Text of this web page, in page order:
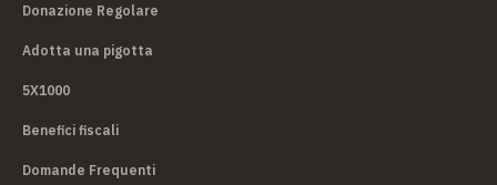
Donazione Regolare
Adotta una pigotta
5X1000
Benefici fiscali
Domande Frequenti